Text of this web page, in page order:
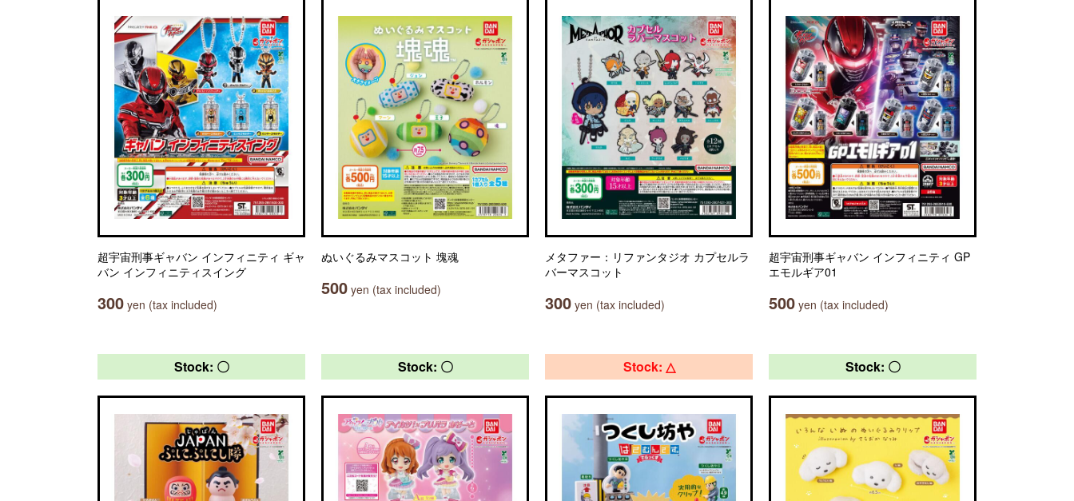
超宇宙刑事ギャバン インフィニティ ギャ
バン インフィニティスイング
300 yen (tax included)
ぬいぐるみマスコット 塊魂
500 yen (tax included)
メタファー：リファンタジオ カプセルラ
バーマスコット
300 yen (tax included)
超宇宙刑事ギャバン インフィニティ GP
エモルギア01
500 yen (tax included)
Stock: 〇 Stock: 〇 Stock: △ Stock: 〇